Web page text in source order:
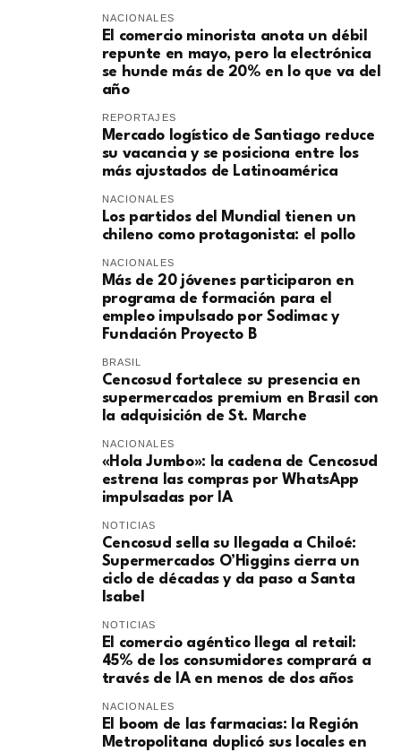
NACIONALES
El comercio minorista anota un débil
repunte en mayo, pero la electrónica
se hunde más de 20% en lo que va del
año
REPORTAJES
Mercado logístico de Santiago reduce
su vacancia y se posiciona entre los
más ajustados de Latinoamérica
NACIONALES
Los partidos del Mundial tienen un
chileno como protagonista: el pollo
NACIONALES
Más de 20 jóvenes participaron en
programa de formación para el
empleo impulsado por Sodimac y
Fundación Proyecto B
BRASIL
Cencosud fortalece su presencia en
supermercados premium en Brasil con
la adquisición de St. Marche
NACIONALES
«Hola Jumbo»: la cadena de Cencosud
estrena las compras por WhatsApp
impulsadas por IA
NOTICIAS
Cencosud sella su llegada a Chiloé:
Supermercados O’Higgins cierra un
ciclo de décadas y da paso a Santa
Isabel
NOTICIAS
El comercio agéntico llega al retail:
45% de los consumidores comprará a
través de IA en menos de dos años
NACIONALES
El boom de las farmacias: la Región
Metropolitana duplicó sus locales en